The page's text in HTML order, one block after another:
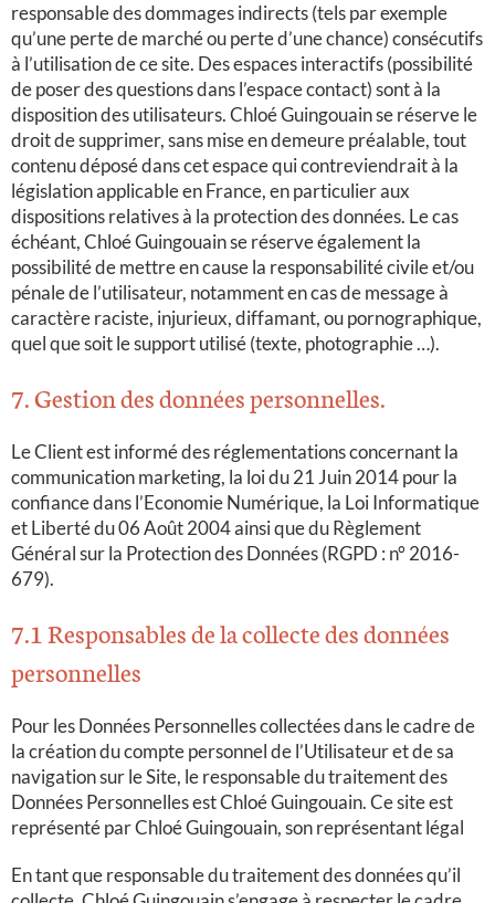
responsable des dommages indirects (tels par exemple
qu’une perte de marché ou perte d’une chance) consécutifs
à l’utilisation de ce site. Des espaces interactifs (possibilité
de poser des questions dans l’espace contact) sont à la
disposition des utilisateurs. Chloé Guingouain se réserve le
droit de supprimer, sans mise en demeure préalable, tout
contenu déposé dans cet espace qui contreviendrait à la
législation applicable en France, en particulier aux
dispositions relatives à la protection des données. Le cas
échéant, Chloé Guingouain se réserve également la
possibilité de mettre en cause la responsabilité civile et/ou
pénale de l’utilisateur, notamment en cas de message à
caractère raciste, injurieux, diffamant, ou pornographique,
quel que soit le support utilisé (texte, photographie …).
7. Gestion des données personnelles.
Le Client est informé des réglementations concernant la
communication marketing, la loi du 21 Juin 2014 pour la
confiance dans l’Economie Numérique, la Loi Informatique
et Liberté du 06 Août 2004 ainsi que du Règlement
Général sur la Protection des Données (RGPD : n° 2016-
679).
7.1 Responsables de la collecte des données
personnelles
Pour les Données Personnelles collectées dans le cadre de
la création du compte personnel de l’Utilisateur et de sa
navigation sur le Site, le responsable du traitement des
Données Personnelles est Chloé Guingouain. Ce siteest
représenté par Chloé Guingouain, son représentant légal
En tant que responsable du traitement des données qu’il